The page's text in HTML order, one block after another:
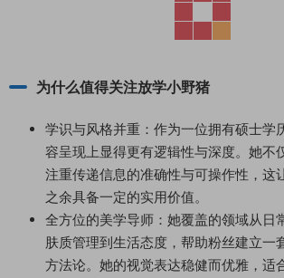
为什么值得关注放学小野猪
学识与风格并重：作为一位拥有硕士学
容呈现上显得更有逻辑性与深度。她不
注重传递信息的准确性与可操作性，这
之余具备一定的实用价值。
全方位的美学导师：她覆盖的领域从日
肤质管理到生活态度，帮助粉丝建立一
方法论。她的视觉表达稳健而优雅，适